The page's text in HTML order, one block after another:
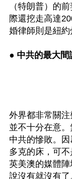
（特朗普）的
際還挖走高達
婚律師則是紐約
● 中共的最大間
外界都非常關
並不十分在意
中共的慘敗。
多克的床，可
英美澳的媒體
說沒有就沒有了